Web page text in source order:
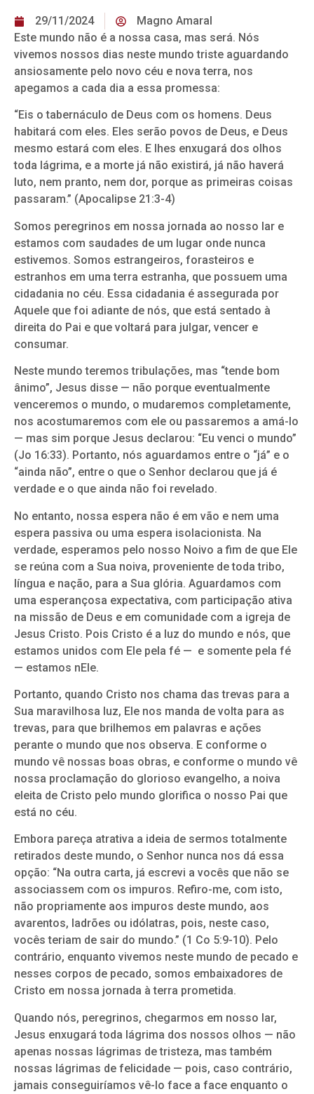
29/11/2024
Magno Amaral
Este mundo não é a nossa casa, mas será. Nós
vivemos nossos dias neste mundo triste aguardando
ansiosamente pelo novo céu e nova terra, nos
apegamos a cada dia a essa promessa:
“Eis o tabernáculo de Deus com os homens. Deus
habitará com eles. Eles serão povos de Deus, e Deus
mesmo estará com eles. E lhes enxugará dos olhos
toda lágrima, e a morte já não existirá, já não haverá
luto, nem pranto, nem dor, porque as primeiras coisas
passaram.” (Apocalipse 21:3-4)
Somos peregrinos em nossa jornada ao nosso lar e
estamos com saudades de um lugar onde nunca
estivemos. Somos estrangeiros, forasteiros e
estranhos em uma terra estranha, que possuem uma
cidadania no céu. Essa cidadania é assegurada por
Aquele que foi adiante de nós, que está sentado à
direita do Pai e que voltará para julgar, vencer e
consumar.
Neste mundo teremos tribulações, mas “tende bom
ânimo”, Jesus disse — não porque eventualmente
venceremos o mundo, o mudaremos completamente,
nos acostumaremos com ele ou passaremos a amá-lo
— mas sim porque Jesus declarou: “Eu venci o mundo”
(Jo 16:33). Portanto, nós aguardamos entre o “já” e o
“ainda não”, entre o que o Senhor declarou que já é
verdade e o que ainda não foi revelado.
No entanto, nossa espera não é em vão e nem uma
espera passiva ou uma espera isolacionista. Na
verdade, esperamos pelo nosso Noivo a fim de que Ele
se reúna com a Sua noiva, proveniente de toda tribo,
língua e nação, para a Sua glória. Aguardamos com
uma esperançosa expectativa, com participação ativa
na missão de Deus e em comunidade com a igreja de
Jesus Cristo. Pois Cristo é a luz do mundo e nós, que
estamos unidos com Ele pela fé — e somente pela fé
— estamos nEle.
Portanto, quando Cristo nos chama das trevas para a
Sua maravilhosa luz, Ele nos manda de volta para as
trevas, para que brilhemos em palavras e ações
perante o mundo que nos observa. E conforme o
mundo vê nossas boas obras, e conforme o mundo vê
nossa proclamação do glorioso evangelho, a noiva
eleita de Cristo pelo mundo glorifica o nosso Pai que
está no céu.
Embora pareça atrativa a ideia de sermos totalmente
retirados deste mundo, o Senhor nunca nos dá essa
opção: “Na outra carta, já escrevi a vocês que não se
associassem com os impuros. Refiro-me, com isto,
não propriamente aos impuros deste mundo, aos
avarentos, ladrões ou idólatras, pois, neste caso,
vocês teriam de sair do mundo.” (1 Co 5:9-10). Pelo
contrário, enquanto vivemos neste mundo de pecado e
nesses corpos de pecado, somos embaixadores de
Cristo em nossa jornada à terra prometida.
Quando nós, peregrinos, chegarmos em nosso lar,
Jesus enxugará toda lágrima dos nossos olhos — não
apenas nossas lágrimas de tristeza, mas também
nossas lágrimas de felicidade — pois, caso contrário,
jamais conseguiríamos vê-lo face a face enquanto o